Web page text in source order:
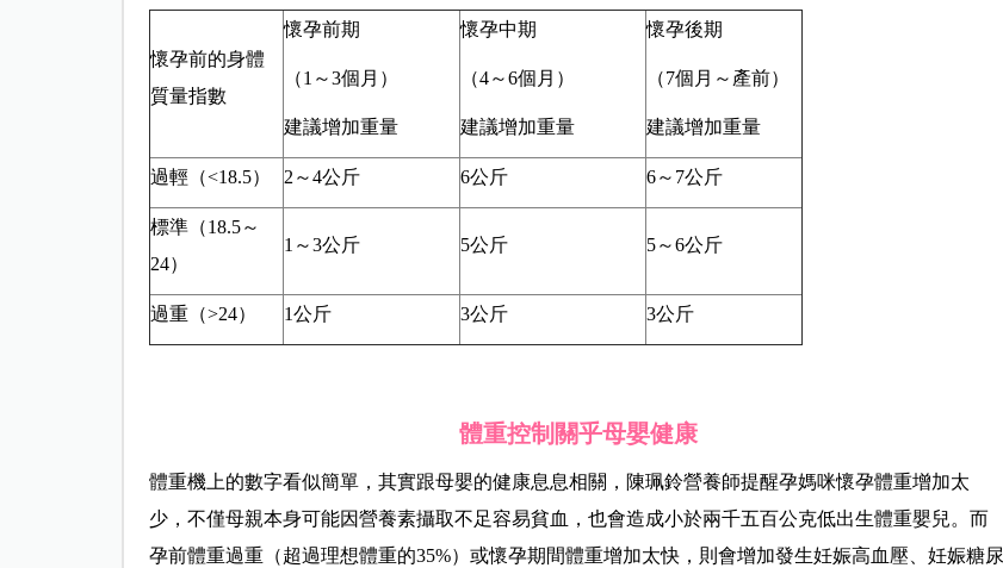
懷孕前的身體
質量指數
懷孕前期
（1～3個月）
建議增加重量
懷孕中期
（4～6個月）
建議增加重量
懷孕後期
（7個月～產前）
建議增加重量
過輕（<18.5） 2～4公斤 6公斤 6～7公斤
標準（18.5～
24）
1～3公斤 5公斤 5～6公斤
過重（>24） 1公斤 3公斤 3公斤
體重控制關乎母嬰健康
體重機上的數字看似簡單，其實跟母嬰的健康息息相關，陳珮鈴營養師提醒孕媽咪懷孕體重增加太
少，不僅母親本身可能因營養素攝取不足容易貧血，也會造成小於兩千五百公克低出生體重嬰兒。而
孕前體重過重（超過理想體重的35%）或懷孕期間體重增加太快，則會增加發生妊娠高血壓、妊娠糖尿